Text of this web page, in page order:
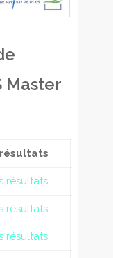
Master
résultats
résultats
résultats